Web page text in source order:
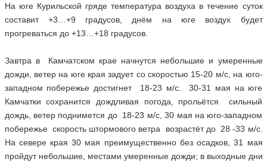
На юге Курильской гряде температура воздуха в течение суток
составит +3…+9 градусов, днём на юге воздух будет
прогреваться до +13…+18 градусов.
Завтра в Камчатском крае начнутся небольшие и умеренные
дожди, ветер на юге края задует со скоростью 15-20 м/с, на юго-
западном побережье достигнет 18-23 м/с. 30-31 мая на юге
Камчатки сохранится дождливая погода, прольётся сильный
дождь, ветер поднимется до 18-23 м/с, 30 мая на юго-западном
побережье скорость штормового ветра возрастёт до 28 -33 м/с.
На севере края 30 мая преимущественно без осадков, 31 мая
пройдут небольшие, местами умеренные дожди; в выходные дни